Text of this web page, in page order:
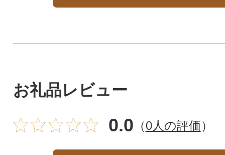
お礼品レビュー
0.0 （0人の評価）